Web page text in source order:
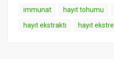
immunat hayıt tohumu
hayıt ekstraktı
hayıt ekstre